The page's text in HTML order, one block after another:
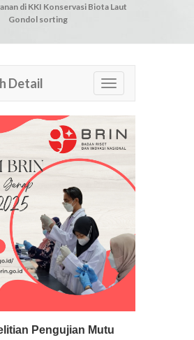
di KKI Konservasi Biota Laut
Gondol sorting
Detail
Detail
Pengujian Mutu